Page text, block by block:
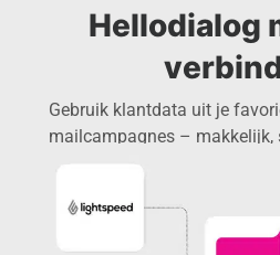
Hellodialog
Gebruik klantdata uit je
mailcampagnes – makkelijk,